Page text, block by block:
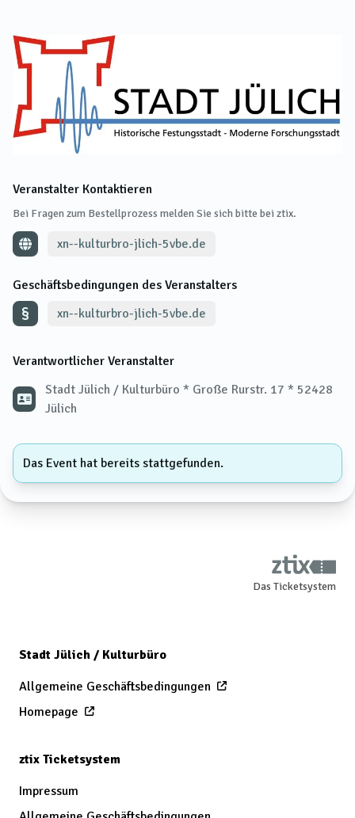
Veranstalter Kontaktieren
Bei Fragen zum Bestellprozess melden Sie sich bitte bei ztix.
xn--kulturbro-jlich-5vbe.de
Geschäftsbedingungen des Veranstalters
xn--kulturbro-jlich-5vbe.de
Verantwortlicher Veranstalter
Stadt Jülich / Kulturbüro * Große Rurstr. 17 * 52428
Jülich
Das Event hat bereits stattgefunden.
Das Ticketsystem
Stadt Jülich / Kulturbüro
Allgemeine Geschäftsbedingungen
Homepage
ztix Ticketsystem
Impressum